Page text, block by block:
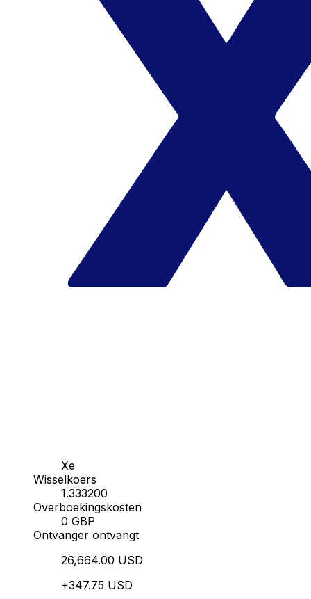
Xe
Wisselkoers
1.333200
Overboekingskosten
0 GBP
Ontvanger ontvangt
26,664.00 USD
+347.75 USD